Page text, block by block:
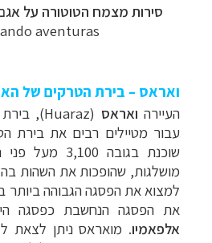
סירות מצמח הטוטורה על
aventuras)
ואראס – בירת הטרקים של
העיירה ואראס (
Huaraz
),
עבור מטיילים רבים את בירת
שוכנת בגובה 3,100 מעל פני הים ומוקפת
מושלגות, שהופכות את השהות בה
למצוא את הפסגה הגבוהה ביותר
את הפסגה הנחשבת כפסגה
אלפאמיו. מואראס ניתן לצאת